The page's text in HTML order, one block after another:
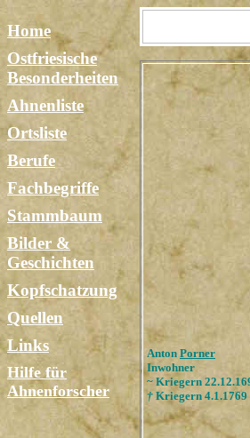
Home
Ostfriesische
Besonderheiten
Ahnenliste
Ortsliste
Berufe
Fachbegriffe
Stammbaum
Bilder &
Geschichten
Kopfschatzung
Quellen
Links
Hilfe für
Ahnenforscher
Anton Porner
Inwohner
~ Kriegern
† Kriegern 4.1.1769